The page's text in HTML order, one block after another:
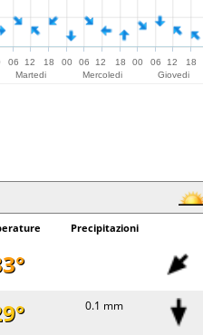
06
12
Martedi
18 00 06
12
Mercoledi
18 00 06
12
Giovedi
18
Precipitazioni
0.1 mm